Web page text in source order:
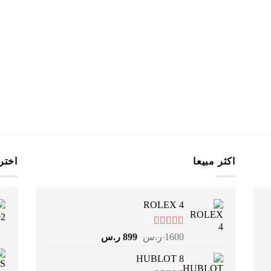
اكثر مبيعا
ROLEX 4
تم التقييم
من 5
1600 ر.س السعر
هو:
899 ر.سالسعر
HUBLOT 8